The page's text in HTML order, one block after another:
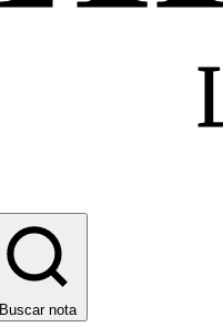
Buscar nota